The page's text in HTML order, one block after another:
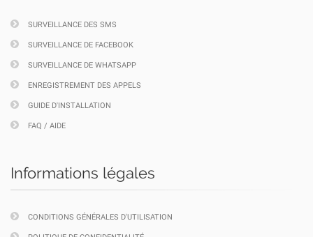
SURVEILLANCE DES SMS
SURVEILLANCE DE FACEBOOK
SURVEILLANCE DE WHATSAPP
ENREGISTREMENT DES APPELS
GUIDE D'INSTALLATION
FAQ / AIDE
Informations légales
CONDITIONS GÉNÉRALES D'UTILISATION